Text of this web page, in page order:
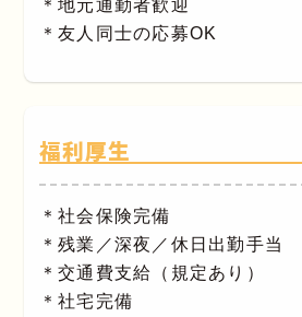
＊地元通勤者歓迎
＊友人同士の応募OK
福利厚生
＊社会保険完備
＊残業／深夜／休日出勤手当
＊交通費支給（規定あり）
＊社宅完備